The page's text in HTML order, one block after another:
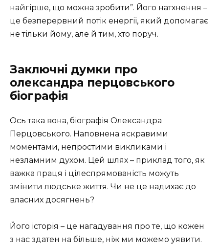
найгірше, що можна зробити”. Його натхнення –
це безперервний потік енергії, який допомагає
не тільки йому, але й тим, хто поруч.
Заключні думки про
олександра перцовського
біографія
Ось така вона, біографія Олександра
Перцовського. Наповнена яскравими
моментами, непростими викликами і
незламним духом. Цей шлях – приклад того, як
важка праця і цілеспрямованість можуть
змінити людське життя. Чи не це надихає до
власних досягнень?
Його історія – це нагадування про те, що кожен
з нас здатен на більше, ніж ми можемо уявити.